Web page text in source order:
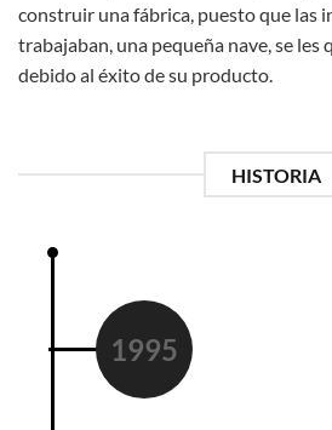
construir una fábrica, puesto que las
trabajaban, una pequeña nave, se
debido al éxito de su producto.
HISTORIA
1995